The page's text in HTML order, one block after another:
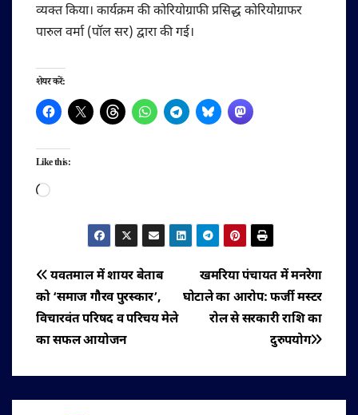
व्यक्त किया। कार्यक्रम की कोरियोग्राफी प्रसिद्ध कोरियोग्राफर
पारुल वर्मा (पॉल सर) द्वारा की गई।
शेयर करें:
Like this:
Loading…
पोस्ट
नेविगेशन
खमरिया पंचायत में मनरेगा
घोटाले का आरोप: फर्जी मस्टर
रोल से सरकारी राशि का
दुरुपयोग
यवतमाल में शायर बेताब
को ‘समाज गौरव पुरस्कार’,
विचारवंत परिषद व परिचय मेले
का सफल आयोजन